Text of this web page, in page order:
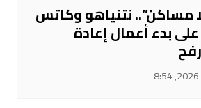
مساكن”.. نتنياهو وكاتس
بدء أعمال إعادة